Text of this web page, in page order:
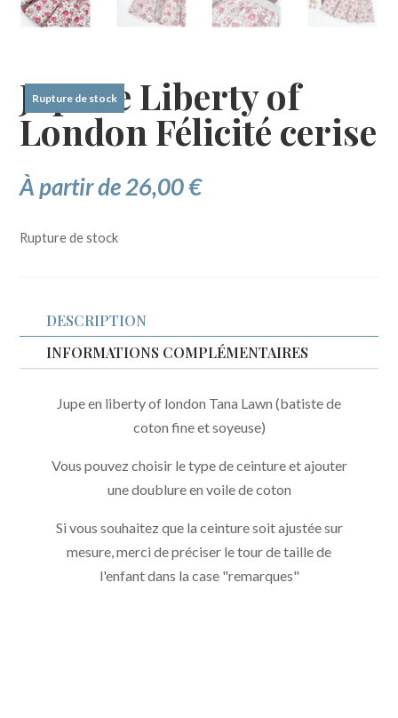
Jupette Liberty of
London Félicité cerise
À partir de26,00€
Rupture de stock
Rupture de stock
DESCRIPTION
INFORMATIONS COMPLÉMENTAIRES
Jupe en liberty of london Tana Lawn (batiste de
coton fine et soyeuse)
Vous pouvez choisir le type de ceinture et ajouter
une doublure en voile de coton
Si vous souhaitez que la ceinture soit ajustée sur
mesure, merci de préciser le tour de taille de
l'enfant dans la case "remarques"